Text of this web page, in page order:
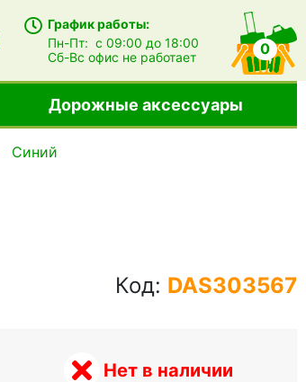
График работы:
Пн-Пт:с 09:00 до 18:00
Сб-Всофис не работает 0
Дорожные аксессуары
Синий
Код: DAS303567
Нет в наличии